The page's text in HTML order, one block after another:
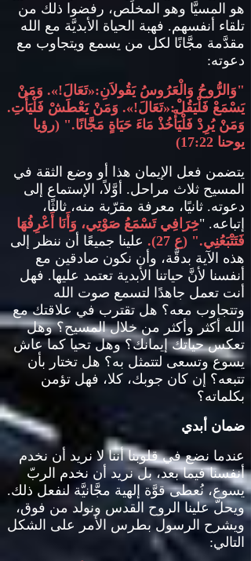
هو المسيَّا وهو المخلِّص، رفضوا ذلك من
تلقاء أنفسهم. فهبة الحياة الأبديَّة مع الله
مقدَّمة مجَّانًا لكل من يسمع ويتجاوب مع
دعوته:
"وَالرُّوحُ وَالْعَرُوسُ يَقُولاَنِ:«تَعَالَ!». وَمَنْ
يَسْمَعْ فَلْيَقُلْ:«تَعَالَ!». وَمَنْ يَعْطَشْ فَلْيَأْتِ.
وَمَنْ يُرِدْ فَلْيَأْخُذْ مَاءَ حَيَاةٍ مَجَّانًا." (رؤيا
يوحنا 17:22)
يتضمن فعل الإيمان هذا أو وضع الثقة في
المسيح ثلاث مراحل. أوَّلاً، الإستماع إلى
دعوته. ثانيًا، معرفة مقرّبة منه، ثالثًا،
إتباعه. "خِرَافِي تَسْمَعُ صَوْتِي، وَأَنَا أَعْرِفُهَا
فَتَتْبَعُنِي." (ع 27).
علينا جميعًا أن ننظر إلى
هذه الآية بدقَّة، وأن نكون صادقين مع
أنفسنا لأنَّ حياتنا الأبدية تعتمد عليها. فهل
أنت تعمل جاهدًا لتسمع صوت الله
وتتجاوب معه؟ هل تقترب في علاقتك مع
الله أكثر وأكثر من خلال المسيح؟ وهل
تعكس حياتك إيمانك؟ وهل تحيا كما عاش
يسوع وتسعى لتتمثل به؟ هل تختار بأن
تتبعه؟ إن كان جوبك، كلا، فهل تؤمن
بكلماته؟
ضمان أبدي
عندما نضع في قلوبنا أننا لا نريد أن نخدم
أنفسنا فيما بعد، بل نريد أن نخدم الربّ
يسوع، نُعطى قوَّة إلهية مجَّانيَّة لنفعل ذلك.
ويحلّ علينا الروح القدس ونولد من فوق،
ويشرح الرسول بطرس الأمر على الشكل
التالي: